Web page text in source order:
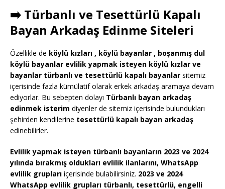
➡️ Türbanlı ve Tesettürlü Kapalı
Bayan Arkadaş Edinme Siteleri
Özellikle de köylü kızları , köylü bayanlar , boşanmış dul
köylü bayanlar evlilik yapmak isteyen köylü kızlar ve
bayanlar türbanlı ve tesettürlü kapalı bayanlar sitemiz
içerisinde fazla kümülatif olarak erkek arkadaş aramaya devam
ediyorlar. Bu sebepten dolayı Türbanlı bayan arkadaş
edinmek isterim diyenler de sitemiz içerisinde bulundukları
şehirden kendilerine tesettürlü kapalı bayan arkadaş
edinebilirler.
Evlilik yapmak isteyen türbanlı bayanların 2023 ve 2024
yılında bırakmış oldukları evlilik ilanlarını, WhatsApp
evlilik grupları içerisinde bulabilirsiniz. 2023 ve 2024
WhatsApp evlilik grupları türbanlı, tesettürlü, engelli